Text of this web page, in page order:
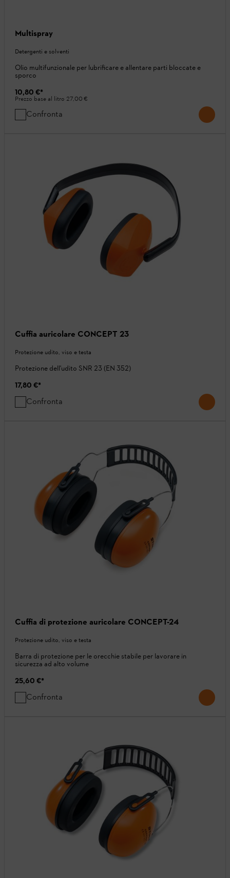
Multispray
Detergenti e solventi
Olio multifunzionale per lubrificare e allentare parti bloccate e
sporco
10,80 €*
Prezzo base al litro 27,00 €
Confronta
Cuffia auricolare CONCEPT 23
Protezione udito, viso e testa
Protezione dell'udito SNR 23 (EN 352)
17,80 €*
Confronta
Cuffia di protezione auricolare CONCEPT-24
Protezione udito, viso e testa
Barra di protezione per le orecchie stabile per lavorare in
sicurezza ad alto volume
25,60 €*
Confronta